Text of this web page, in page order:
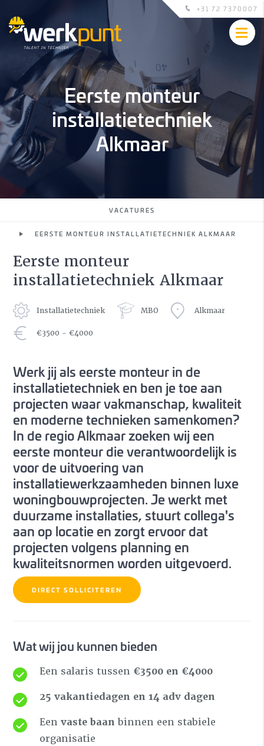
+31 72 7370007
Eerste monteur
installatietechniek
Alkmaar
VACATURES
EERSTE MONTEUR INSTALLATIETECHNIEK ALKMAAR
Eerste monteur
installatietechniek Alkmaar
Installatietechniek MBO Alkmaar
€3500 - €4000
Werk jij als eerste monteur in de
installatietechniek en ben je toe aan
projecten waar vakmanschap, kwaliteit
en moderne technieken samenkomen?
In de regio Alkmaar zoeken wij een
eerste monteur die verantwoordelijk is
voor de uitvoering van
installatiewerkzaamheden binnen luxe
woningbouwprojecten. Je werkt met
duurzame installaties, stuurt collega's
aan op locatie en zorgt ervoor dat
projecten volgens planning en
kwaliteitsnormen worden uitgevoerd.
DIRECT SOLLICITEREN
Wat wij jou kunnen bieden
Een salaris tussen €3500 en €4000
25 vakantiedagen en 14 adv dagen
Eenvaste baan binnen een stabiele
organisatie